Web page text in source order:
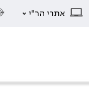
אתרי הר"י